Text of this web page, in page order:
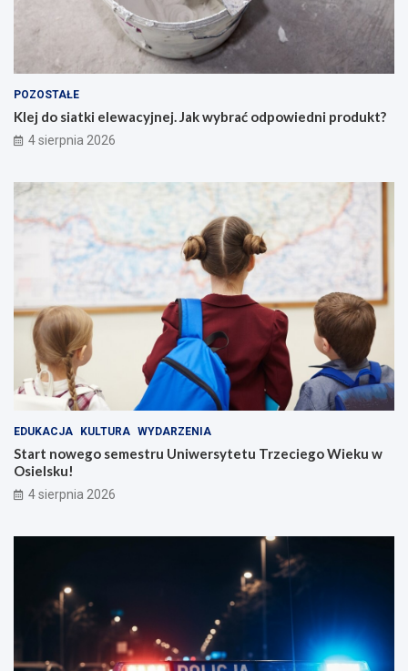
POZOSTAŁE
Klej do siatki elewacyjnej. Jak wybrać odpowiedni produkt?
4 sierpnia 2026
EDUKACJA KULTURA WYDARZENIA
Start nowego semestru Uniwersytetu Trzeciego Wieku w
Osielsku!
4 sierpnia 2026